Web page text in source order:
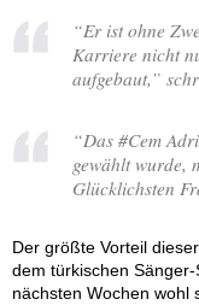
“Er ist ohne
Karriere nicht
aufgebaut,”
“Das #Cem
gewählt wurde,
Glücklichsten
Der größte Vorteil
dem türkischen
nächsten Wochen wohl